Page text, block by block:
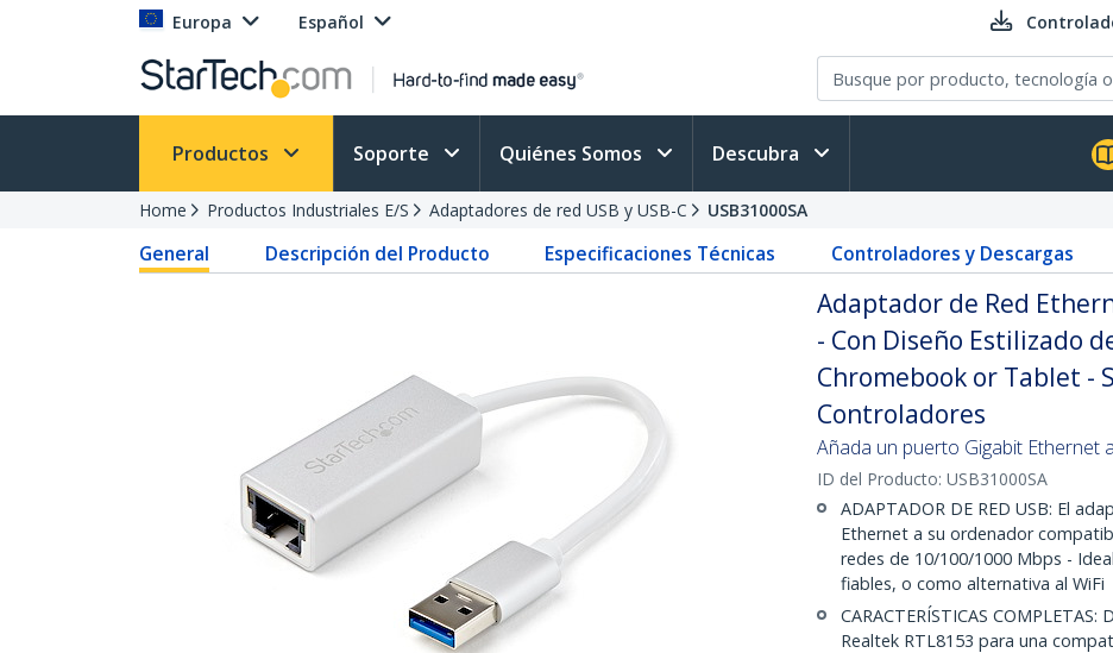
Europa Español
Productos Soporte Quiénes Somos Descubra
Home Productos Industriales E/S Adaptadores de red USB y USB-C USB31000SA
General Descripción del Producto Especificaciones Técnicas Controladores y Descargas
Adaptador de Red
- Con Diseño Estilizado
Chromebook or Tablet -
Controladores
Añada un puerto Gigabit Ethernet
ID del Producto: USB31000SA
ADAPTADOR DE RED USB: El
Ethernet a su ordenador
redes de 10/100/1000 Mbps -
fiables, o como alternativa al WiFi
CARACTERÍSTICAS
Realtek RTL8153 para una